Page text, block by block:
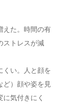
えた。時間の有
ストレスが減
くい。人と顔を
ど）顔や姿を見
気付きにく